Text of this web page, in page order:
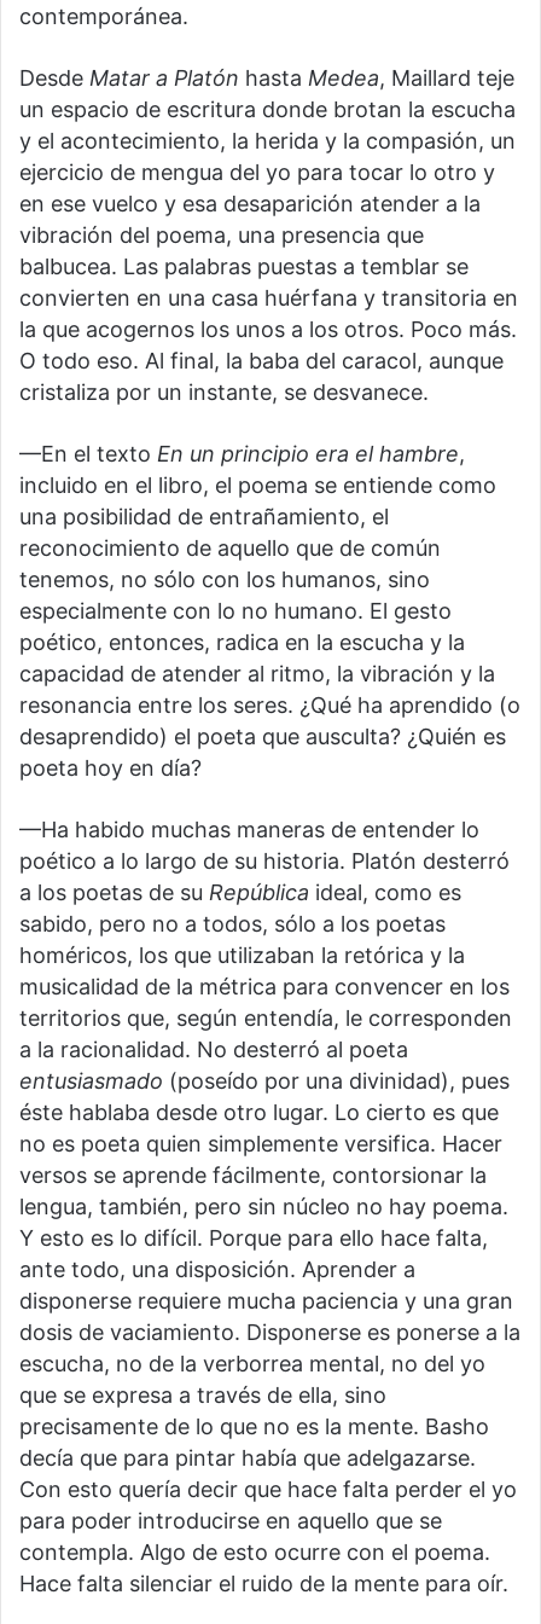
contemporánea.
Desde Matar a Platón hasta Medea, Maillard teje
un espacio de escritura donde brotan la escucha
y el acontecimiento, la herida y la compasión, un
ejercicio de mengua del yo para tocar lo otro y
en ese vuelco y esa desaparición atender a la
vibración del poema, una presencia que
balbucea. Las palabras puestas a temblar se
convierten en una casa huérfana y transitoria en
la que acogernos los unos a los otros. Poco más.
O todo eso. Al final, la baba del caracol, aunque
cristaliza por un instante, se desvanece.
—En el texto En un principio era el hambre,
incluido en el libro, el poema se entiende como
una posibilidad de entrañamiento, el
reconocimiento de aquello que de común
tenemos, no sólo con los humanos, sino
especialmente con lo no humano. El gesto
poético, entonces, radica en la escucha y la
capacidad de atender al ritmo, la vibración y la
resonancia entre los seres. ¿Qué ha aprendido (o
desaprendido) el poeta que ausculta? ¿Quién es
poeta hoy en día?
—Ha habido muchas maneras de entender lo
poético a lo largo de su historia. Platón desterró
a los poetas de su República ideal, como es
sabido, pero no a todos, sólo a los poetas
homéricos, los que utilizaban la retórica y la
musicalidad de la métrica para convencer en los
territorios que, según entendía, le corresponden
a la racionalidad. No desterró al poeta
entusiasmado (poseído por una divinidad), pues
éste hablaba desde otro lugar. Lo cierto es que
no es poeta quien simplemente versifica. Hacer
versos se aprende fácilmente, contorsionar la
lengua, también, pero sin núcleo no hay poema.
Y esto es lo difícil. Porque para ello hace falta,
ante todo, una disposición. Aprender a
disponerse requiere mucha paciencia y una gran
dosis de vaciamiento. Disponerse es ponerse a la
escucha, no de la verborrea mental, no del yo
que se expresa a través de ella, sino
precisamente de lo que no es la mente. Basho
decía que para pintar había que adelgazarse.
Con esto quería decir que hace falta perder el yo
para poder introducirse en aquello que se
contempla. Algo de esto ocurre con el poema.
Hace falta silenciar el ruido de la mente para oír.